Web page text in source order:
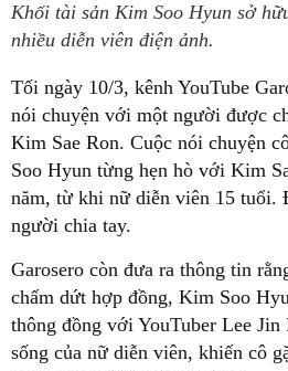
Khối tài sản Kim Soo Hyun sở
nhiều diễn viên điện ảnh.
Tối ngày 10/3, kênh YouTube
nói chuyện với một người được
Kim Sae Ron. Cuộc nói chuyện
Soo Hyun từng hẹn hò với Kim
năm, từ khi nữ diễn viên 15 tuổi.
người chia tay.
Garosero còn đưa ra thông tin
chấm dứt hợp đồng, Kim Soo
thông đồng với YouTuber Lee
sống của nữ diễn viên, khiến cô